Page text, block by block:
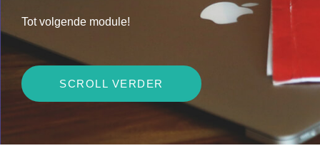
Tot volgende module!
SCROLL VERDER